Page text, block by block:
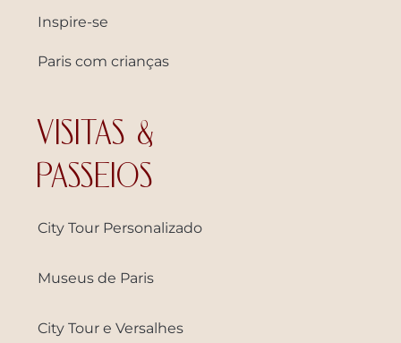
Inspire-se
Paris com crianças
VISITAS &
PASSEIOS
City Tour Personalizado
Museus de Paris
City Tour e Versalhes